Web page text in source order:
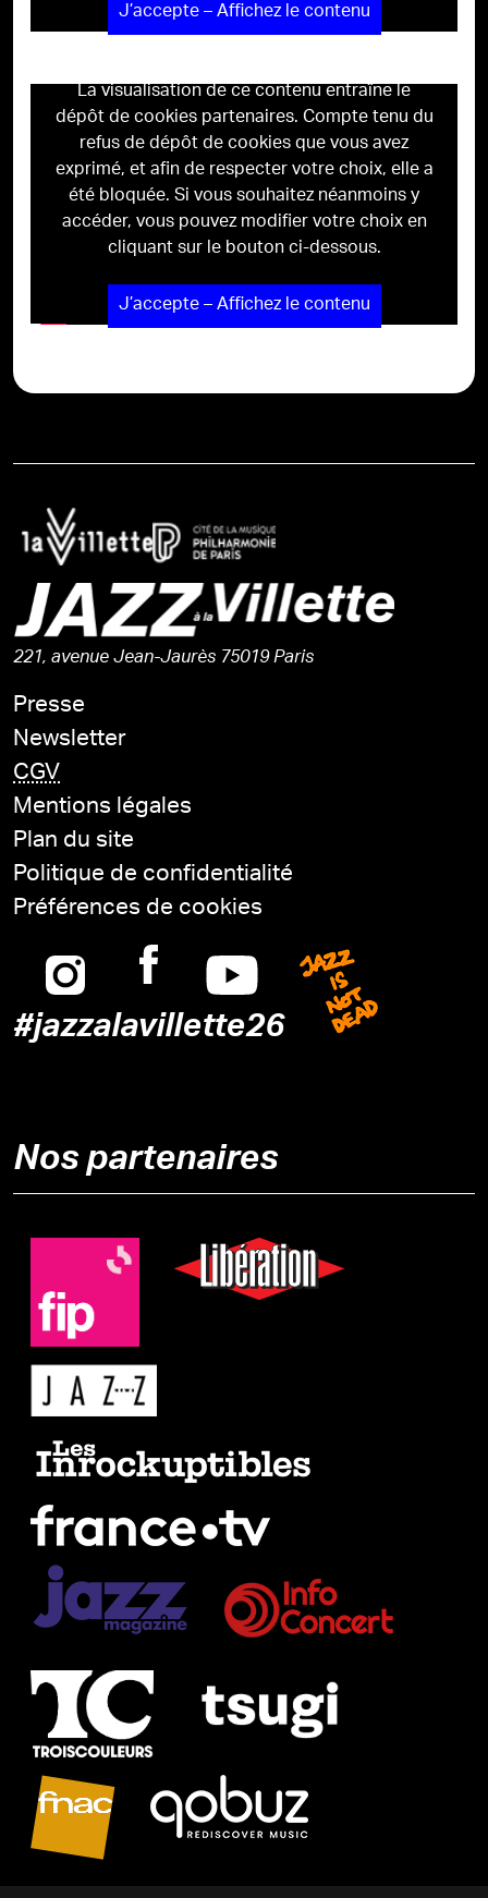
J’accepte – Affichez le contenu
La visualisation de ce contenu entraîne le
dépôt de cookies partenaires. Compte tenu du
refus de dépôt de cookies que vous avez
exprimé, et afin de respecter votre choix, elle a
été bloquée. Si vous souhaitez néanmoins y
accéder, vous pouvez modifier votre choix en
cliquant sur le bouton ci-dessous.
J’accepte – Affichez le contenu
221, avenue Jean-Jaurès 75019 Paris
Presse
Newsletter
CGV
Mentions légales
Plan du site
Politique de confidentialité
Préférences de cookies
Instagram
FacebookYoutube
#jazzalavillette26
Jazz is
Nos partenaires